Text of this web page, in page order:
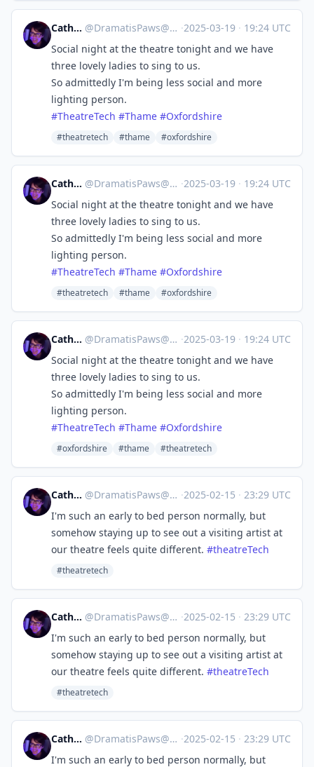
Catherine @DramatisPaws@toot.wales ·2025-03-19 · 19:24 UTC
Social night at the theatre tonight and we have
three lovely ladies to sing to us.
So admittedly I'm being less social and more
lighting person.
#TheatreTech #Thame #Oxfordshire
#theatretech #thame #oxfordshire
Catherine @DramatisPaws@toot.wales ·2025-03-19 · 19:24 UTC
Social night at the theatre tonight and we have
three lovely ladies to sing to us.
So admittedly I'm being less social and more
lighting person.
#TheatreTech #Thame #Oxfordshire
#theatretech #thame #oxfordshire
Catherine @DramatisPaws@toot.wales ·2025-03-19 · 19:24 UTC
Social night at the theatre tonight and we have
three lovely ladies to sing to us.
So admittedly I'm being less social and more
lighting person.
#TheatreTech #Thame #Oxfordshire
#oxfordshire #thame #theatretech
Catherine @DramatisPaws@toot.wales ·2025-02-15 · 23:29 UTC
I'm such an early to bed person normally, but
somehow staying up to see out a visiting artist at
our theatre feels quite different. #theatreTech
#theatretech
Catherine @DramatisPaws@toot.wales ·2025-02-15 · 23:29 UTC
I'm such an early to bed person normally, but
somehow staying up to see out a visiting artist at
our theatre feels quite different. #theatreTech
#theatretech
Catherine @DramatisPaws@toot.wales ·2025-02-15 · 23:29 UTC
I'm such an early to bed person normally, but